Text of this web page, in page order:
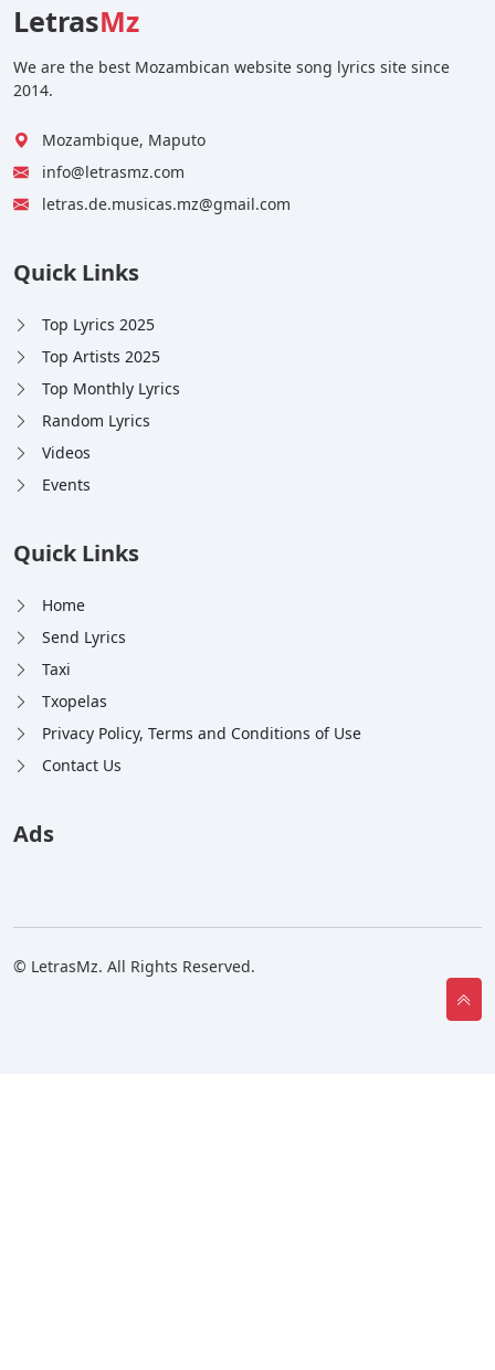
LetrasMz
We are the best Mozambican website song lyrics site since
2014.
Mozambique, Maputo
info@letrasmz.com
letras.de.musicas.mz@gmail.com
Quick Links
Top Lyrics 2025
Top Artists 2025
Top Monthly Lyrics
Random Lyrics
Videos
Events
Quick Links
Home
Send Lyrics
Taxi
Txopelas
Privacy Policy, Terms and Conditions of Use
Contact Us
Ads
© LetrasMz. All Rights Reserved.